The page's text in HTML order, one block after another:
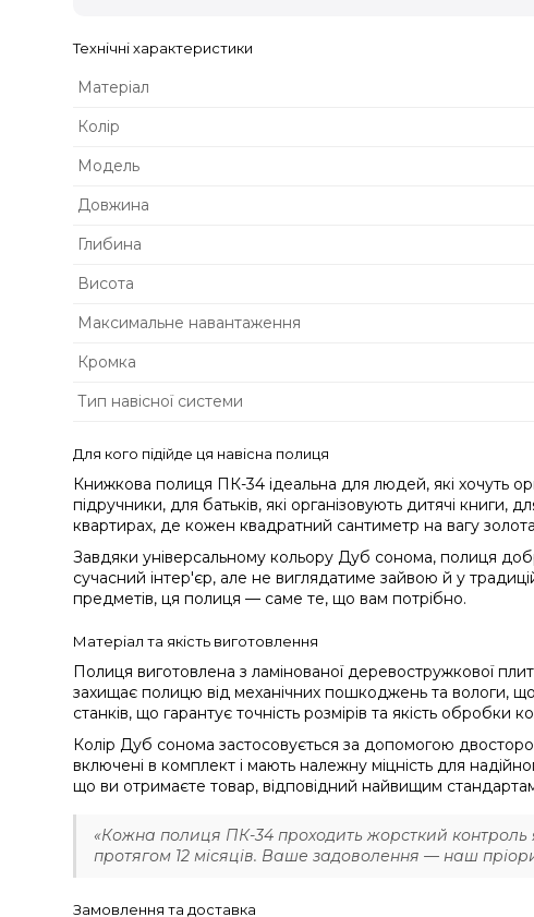
Технічні характеристики
Матеріал
Колір
Модель
Довжина
Глибина
Висота
Максимальне навантаження
Кромка
Тип навісної системи
Для кого підійде ця навісна полиця
Книжкова полиця ПК-34 ідеальна для людей, які хочуть
підручники, для батьків, які організовують дитячі
квартирах, де кожен квадратний сантиметр на вагу
Завдяки універсальному кольору Дуб сонома, полиця
сучасний інтер'єр, але не виглядатиме зайвою й у
предметів, ця полиця — саме те, що вам потрібно.
Матеріал та якість виготовлення
Полиця виготовлена з ламінованої деревостружкової
захищає полицю від механічних пошкоджень та вологи,
станків, що гарантує точність розмірів та якість обробки
Колір Дуб сонома застосовується за допомогою
включені в комплект і мають належну міцність для
що ви отримаєте товар, відповідний найвищим
«Кожна полиця ПК-34 проходить жорсткий контроль
протягом 12 місяців. Ваше задоволення — наш
Замовлення та доставка